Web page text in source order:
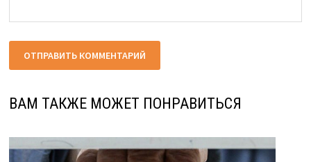
ВАМ ТАКЖЕ МОЖЕТ ПОНРАВИТЬСЯ